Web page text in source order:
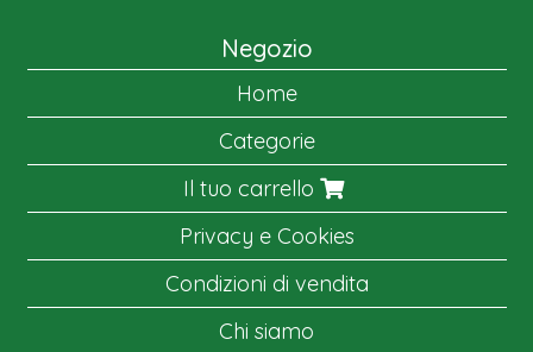
Negozio
Home
Categorie
Il tuo carrello
Privacy e Cookies
Condizioni di vendita
Chi siamo